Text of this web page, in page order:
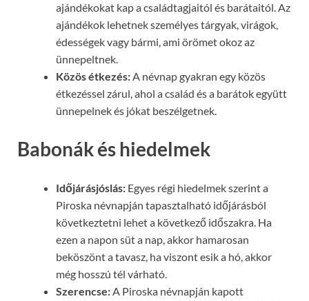
ajándékokat kap a családtagjaitól és barátaitól. Az
ajándékok lehetnek személyes tárgyak, virágok,
édességek vagy bármi, ami örömet okoz az
ünnepeltnek.
Közös étkezés:A névnap gyakran egy közös
étkezéssel zárul, ahol a család és a barátok együtt
ünnepelnek és jókat beszélgetnek.
Babonák és hiedelmek
Időjárásjóslás: Egyes régi hiedelmek szerint a
Piroska névnapján tapasztalható időjárásból
következtetni lehet a következő időszakra. Ha
ezen a napon süt a nap, akkor hamarosan
beköszönt a tavasz, ha viszont esik a hó, akkor
még hosszú tél várható.
Szerencse: A Piroska névnapján kapott